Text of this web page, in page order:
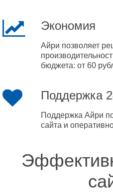
Экономия
Айри позволяет
бюджета: от 60
Поддержка
Поддержка Айри
сайта и